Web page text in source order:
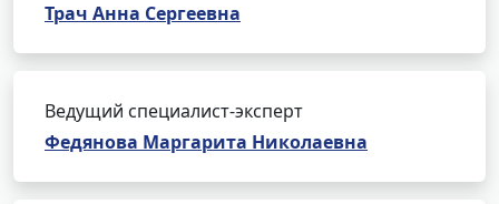
Трач Анна Сергеевна
Ведущий специалист-эксперт
Федянова Маргарита Николаевна